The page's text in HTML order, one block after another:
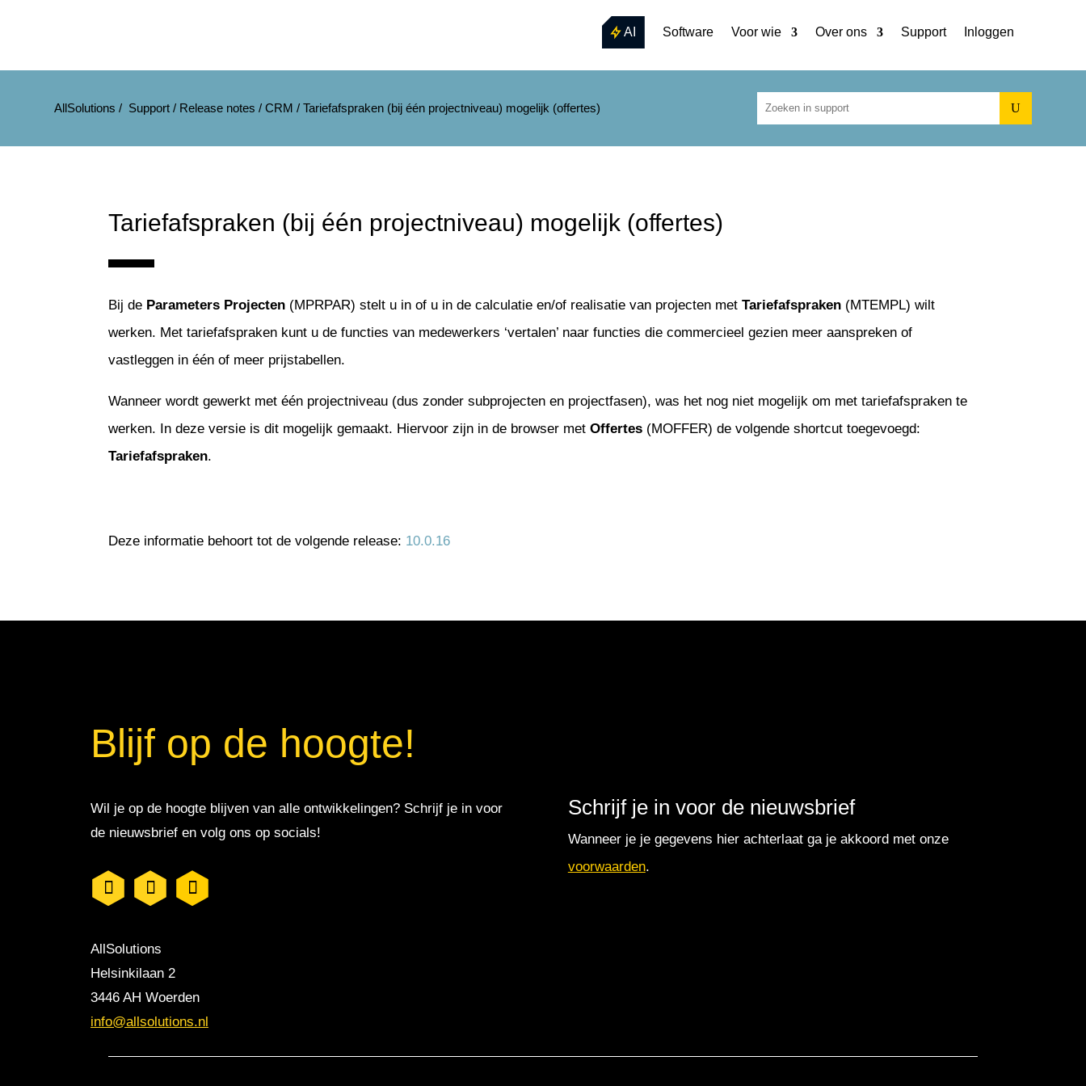
AI Software Voor wie Over ons Support Inloggen
AllSolutions / Support/ Release notes /CRM /Tariefafspraken (bij één projectniveau) mogelijk (offertes) U
Tariefafspraken (bij één projectniveau) mogelijk (offertes)
Bij de Parameters Projecten (MPRPAR) stelt u in of u in de calculatie en/of realisatie van projecten metTariefafspraken (MTEMPL) wilt
werken. Met tariefafspraken kunt u de functies van medewerkers ‘vertalen’ naar functies die commercieel gezien meer aanspreken of
vastleggen in één of meer prijstabellen.
Wanneer wordt gewerkt met één projectniveau (dus zonder subprojecten en projectfasen), was het nog niet mogelijk om met tariefafspraken te
werken. In deze versie is dit mogelijk gemaakt. Hiervoor zijn in de browser metOffertes (MOFFER) de volgende shortcut toegevoegd:
Tariefafspraken.
Deze informatie behoort tot de volgende release: 10.0.16
Blijf op de hoogte!
Wil je op de hoogte blijven van alle ontwikkelingen? Schrijf je in voor
de nieuwsbrief en volg ons op socials!
AllSolutions
Helsinkilaan 2
3446 AH Woerden
info@allsolutions.nl
Schrijf je in voor de nieuwsbrief
Wanneer je je gegevens hier achterlaat ga je akkoord met onze
voorwaarden.